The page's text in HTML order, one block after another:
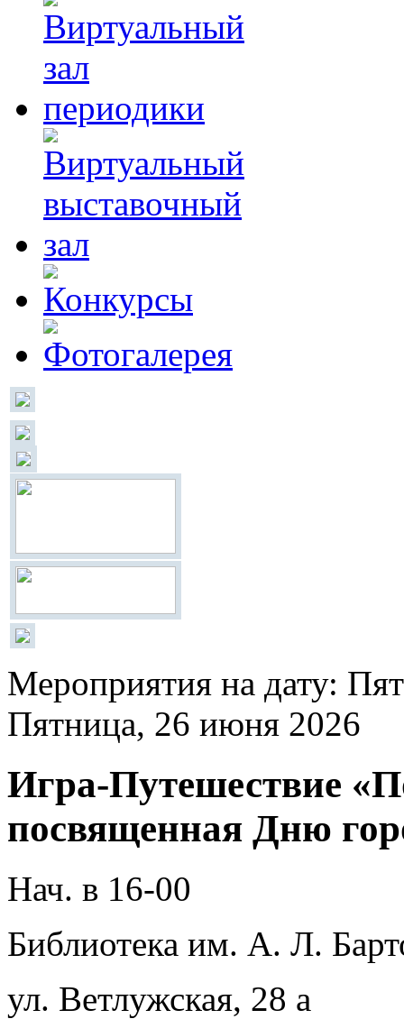
Мероприятия на дату:
Пятница, 26 июня 2026
Игра-Путешествие
посвященная Дню
Нач. в 16-00
Библиотека им. А. Л.
ул. Ветлужская, 28 а